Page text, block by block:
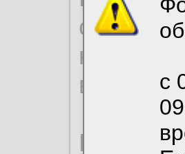
с
вы
По